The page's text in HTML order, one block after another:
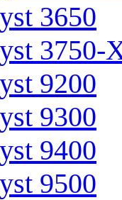
3650
3750-
9200
9300
9400
9500